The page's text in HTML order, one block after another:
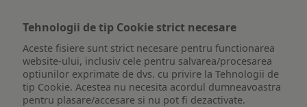
Tehnologii de tip Cookie strict necesare
Aceste fisiere sunt strict necesare pentru functionarea
website-ului, inclusiv cele pentru salvarea/procesarea
optiunilor exprimate de dvs. cu privire la Tehnologii de
tip Cookie. Acestea nu necesita acordul dumneavoastra
pentru plasare/accesare si nu pot fi dezactivate.